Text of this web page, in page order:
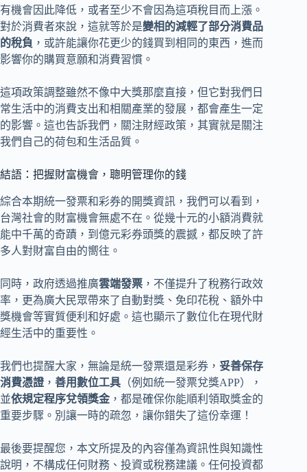
有機會因此降低，或者至少不會因為這項稅目而上漲。
對於消費者來說，這就等於是變相的減輕了部分消費品
的稅負 ，或許能讓你花更少的錢買到相同的東西，進而
影響你的購買意願和消費習慣。
這項政策調整雖然不像中大獎那麼直接，但它對我們日
常生活中的消費支出和相關產業的發展，都會產生一定
的影響。這也告訴我們，關注財經政策，其實就是關注
我們自己的荷包和生活品質。
結語：把握財富機會，聰明管理你的錢
綜合本期統一發票和彩券的開獎資訊，我們可以看到，
台灣社會的財富機會無處不在。從幾十元的小額消費就
能中千萬的奇蹟，到億元彩券頭獎的震撼，都反映了許
多人對財富自由的嚮往。
同時，政府透過推廣雲端發票 ，不僅提升了稅務行政效
率，更為廣大民眾帶來了自動對獎、免印花稅、額外中
獎機會等實質便利和好處。這也顯示了數位化在現代財
經生活中的重要性。
我們也提醒大家，無論是統一發票還是彩券， 妥善保存
消費憑證 ， 善用數位工具 （例如統一發票兌獎APP），
並依規定程序兌領獎金 ，都是確保你能順利領取獎金的
重要步驟。別讓一時的疏忽，讓你錯失了這份幸運！
最後要提醒您，本文所提及的內容僅為資訊性與知識性
說明，不構成任何財務、投資或稅務建議。任何投資都